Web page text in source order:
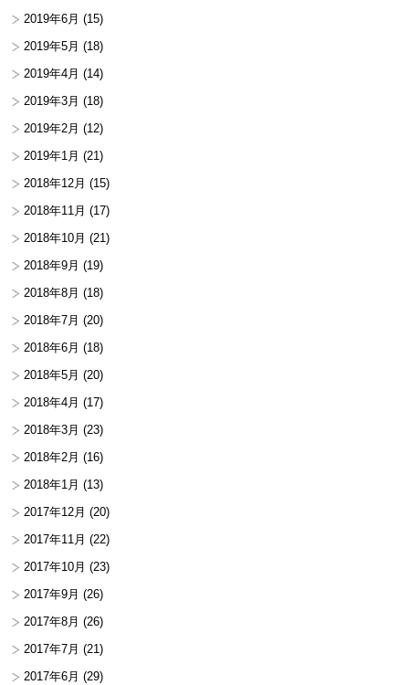
2019年6月 (15)
2019年5月 (18)
2019年4月 (14)
2019年3月 (18)
2019年2月 (12)
2019年1月 (21)
2018年12月 (15)
2018年11月 (17)
2018年10月 (21)
2018年9月 (19)
2018年8月 (18)
2018年7月 (20)
2018年6月 (18)
2018年5月 (20)
2018年4月 (17)
2018年3月 (23)
2018年2月 (16)
2018年1月 (13)
2017年12月 (20)
2017年11月 (22)
2017年10月 (23)
2017年9月 (26)
2017年8月 (26)
2017年7月 (21)
2017年6月 (29)